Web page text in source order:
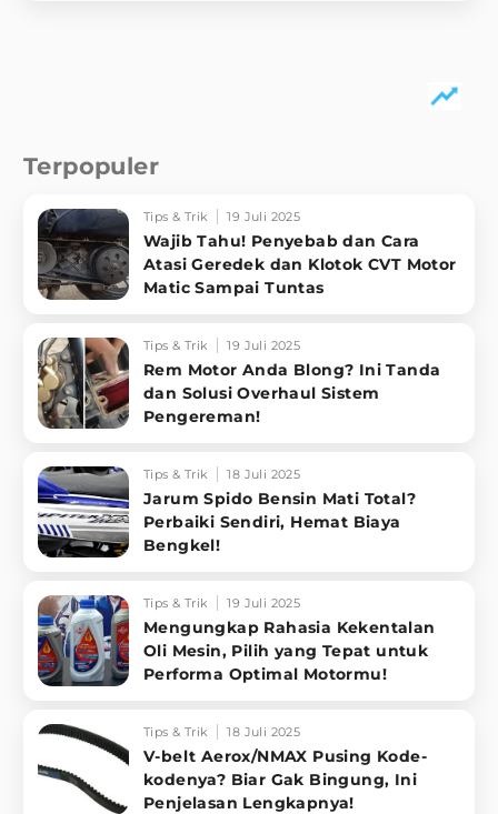
Terpopuler
Tips & Trik 19 Juli 2025
Wajib Tahu! Penyebab dan Cara
Atasi Geredek dan Klotok CVT Motor
Matic Sampai Tuntas
Tips & Trik 19 Juli 2025
Rem Motor Anda Blong? Ini Tanda
dan Solusi Overhaul Sistem
Pengereman!
Tips & Trik 18 Juli 2025
Jarum Spido Bensin Mati Total?
Perbaiki Sendiri, Hemat Biaya
Bengkel!
Tips & Trik 19 Juli 2025
Mengungkap Rahasia Kekentalan
Oli Mesin, Pilih yang Tepat untuk
Performa Optimal Motormu!
Tips & Trik 18 Juli 2025
V-belt Aerox/NMAX Pusing Kode-
kodenya? Biar Gak Bingung, Ini
Penjelasan Lengkapnya!